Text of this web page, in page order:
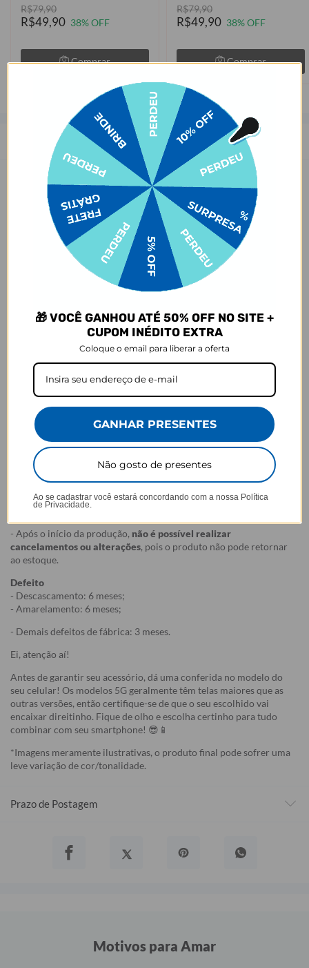
R$79,90
R$49,90 38% OFF
Comprar
R$79,90
R$49,90 38% OFF
Comprar
As capinhas para celular da Gocase deixam o seu smartphone a sua
cara. São mais de 1000 estampas exclusivas, produzidas com alta
qualidade de impressão, garantindo cores vivas e completa
aderência. Com material qualificado, protegem o seu smartphone
contra impactos, arranhões e sujeira ocasionados no cotidiano.
Sobre o amarelamento da capinha, nossa capinha tem como
matéria-prima principal o TPU transparente e maleável, que pode
amarelar com o tempo por meio de um processo natural de uso do
produto. Porém, o nível de amarelecimento depende
estará inserida, pois seja por mudanças de temperatura e/ou
reações químicas adversas, infelizmente, o amarelamento do
produto pode vir a acontecer.
Garantias:
Arrependimento
- Os nossos produtos personalizados (estampados ou
customizados com nome/foto) são feitos especialmente para você,
de acordo com a opção escolhida no momento da compra.
- Isso significa que a produção só começa após a confirmação do
pedido, e o item é criado exclusivamente com a estampa
selecionada,
mesmo quando não há customização com nome.
- Por isso, é super importante conferir com atenção todos os
detalhes antes de finalizar a compra, como modelo, estampa e
variações escolhidas.
- Após o início da produção, não é possível realizar
cancelamentos ou alterações, pois o produto não pode retornar
ao estoque.
Defeito
- Descascamento: 6 meses;
- Amarelamento: 6 meses;
- Demais defeitos de fábrica: 3 meses.
Ei, atenção aí!
Antes de garantir seu acessório, dá uma conferida no modelo do
seu celular! Os modelos 5G geralmente têm telas maiores que as
outras versões, então certifique-se de que o seu escolhido vai
encaixar direitinho. Fique de olho e escolha certinho para tudo
combinar com seu smartphone! 😎📱
*Imagens meramente ilustrativas, o produto final pode sofrer uma
leve variação de cor/tonalidade.
Prazo de Postagem
Motivos para Amar
🎁 VOCÊ GANHOU ATÉ 50% OFF NO SITE +
CUPOM INÉDITO EXTRA
Coloque o email para liberar a oferta
GANHAR PRESENTES
Não gosto de presentes
Ao se cadastrar você estará concordando com a nossa Política
de Privacidade.